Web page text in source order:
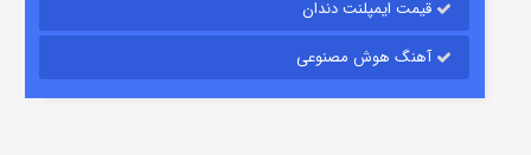
قیمت ایمپلنت دندان
آهنگ هوش مصنوعی